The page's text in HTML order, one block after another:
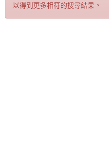
以得到更多相符的搜尋結果。